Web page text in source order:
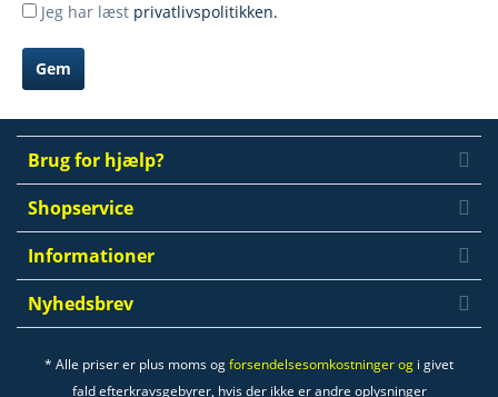
Jeg har læst privatlivspolitikken.
Gem
Brug for hjælp?
Shopservice
Informationer
Nyhedsbrev
* Alle priser er plus moms ogforsendelsesomkostninger og i givet
fald efterkravsgebyrer, hvis der ikke er andre oplysninger